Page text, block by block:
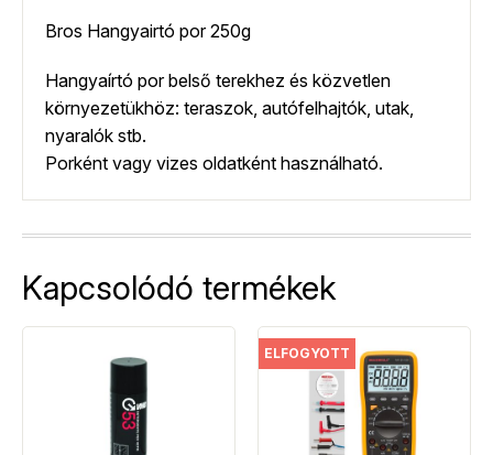
Bros Hangyairtó por 250g
Hangyaírtó por belső terekhez és közvetlen
környezetükhöz: teraszok, autófelhajtók, utak,
nyaralók stb.
Porként vagy vizes oldatként használható.
Kapcsolódó termékek
ELFOGYOTT